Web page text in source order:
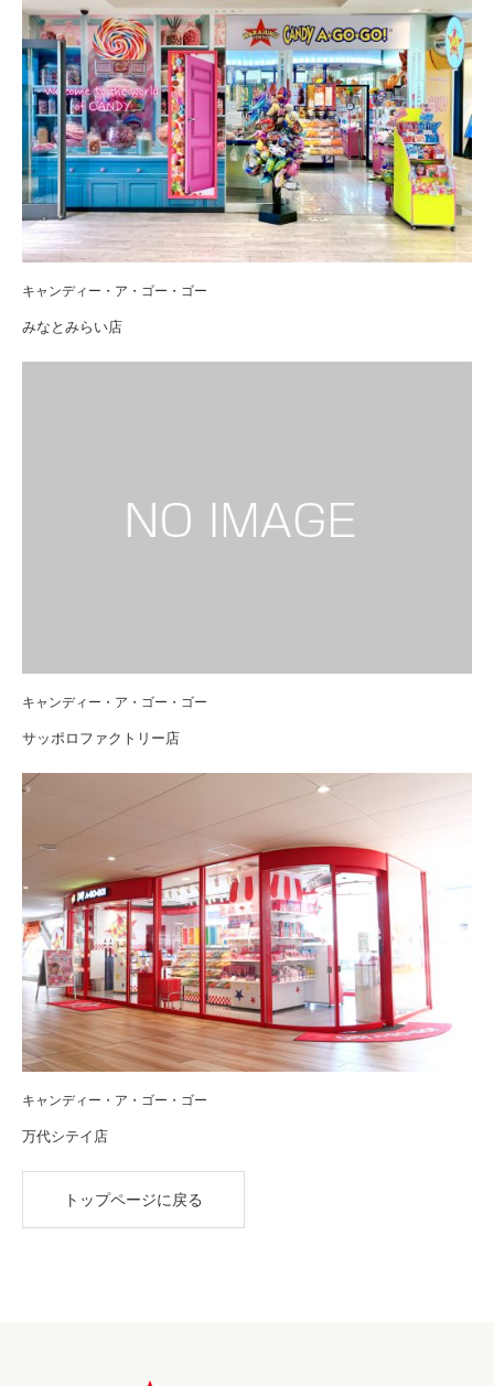
キャンディー・ア・ゴー・ゴー
みなとみらい店
キャンディー・ア・ゴー・ゴー
サッポロファクトリー店
キャンディー・ア・ゴー・ゴー
万代シテイ店
トップページに戻る